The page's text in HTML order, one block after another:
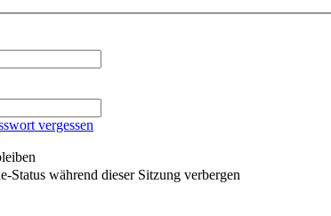
vergessen
Status während dieser Sitzung verbergen